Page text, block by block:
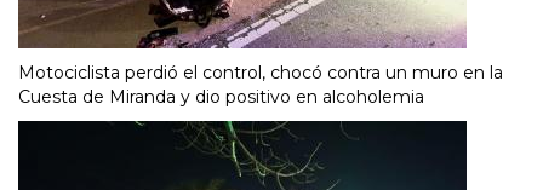
Motociclista perdió el control, chocó contra un muro en la
Cuesta de Miranda y dio positivo en alcoholemia